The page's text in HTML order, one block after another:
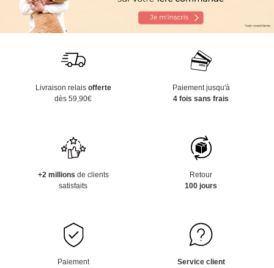
Livraison relais offerte
dès 59,90€
Paiement jusqu'à
4 fois sans frais
+2 millions de clients
satisfaits
Retour
100 jours
Paiement
Service client